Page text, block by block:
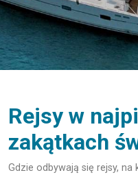
Rejsy w
zakątkach
Gdzie odbywają się rejsy,